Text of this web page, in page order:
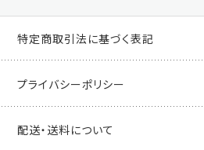
特定商取引法に基づく表記
プライバシーポリシー
配送・送料について